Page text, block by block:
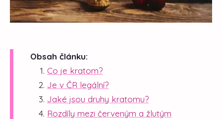
Obsah článku:
Co je kratom?
Je v ČR legální?
Jaké jsou druhy kratomu?
Rozdíly mezi červeným a žlutým